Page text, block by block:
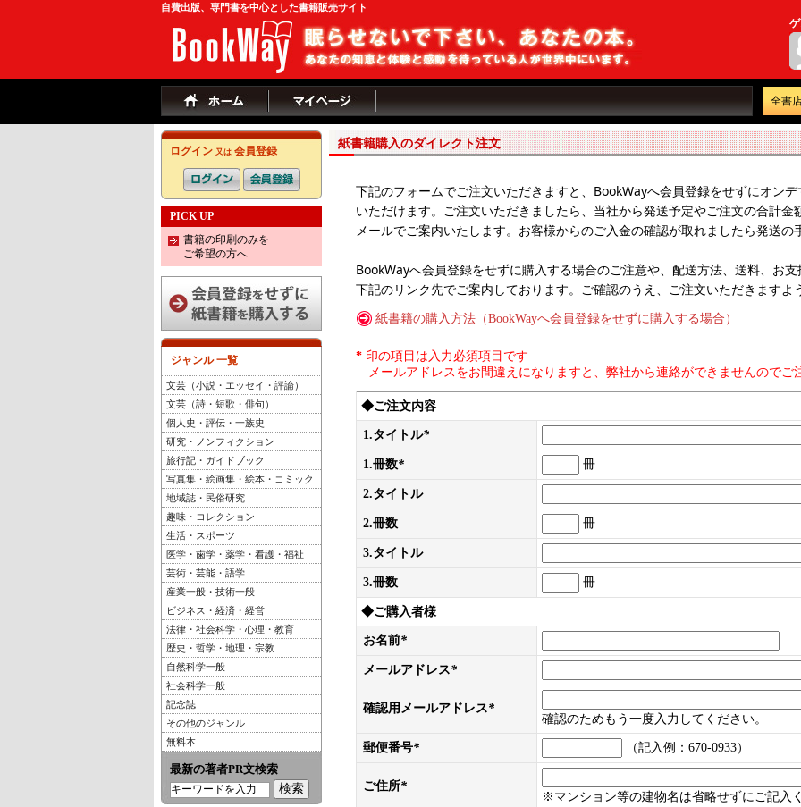
自費出版、専門書を中心とした書籍販売サイト
全書
ログイン 又は 会員登録
PICK UP
書籍の印刷のみを
ご希望の方へ
ジャンル 一覧
文芸（小説・エッセイ・評論）
文芸（詩・短歌・俳句）
個人史・評伝・一族史
研究・ノンフィクション
旅行記・ガイドブック
写真集・絵画集・絵本・コミック
地域誌・民俗研究
趣味・コレクション
生活・スポーツ
医学・歯学・薬学・看護・福祉
芸術・芸能・語学
産業一般・技術一般
ビジネス・経済・経営
法律・社会科学・心理・教育
歴史・哲学・地理・宗教
自然科学一般
社会科学一般
記念誌
その他のジャンル
無料本
最新の著者PR文検索
紙書籍購入のダイレクト注文
下記のフォームでご注文いただきますと、BookWayへ会員登録をせずにオン
いただけます。ご注文いただきましたら、当社から発送予定やご注文の合計金
メールでご案内いたします。お客様からのご入金の確認が取れましたら発送の
BookWayへ会員登録をせずに購入する場合のご注意や、配送方法、送料、お
下記のリンク先でご案内しております。ご確認のうえ、ご注文いただきますよ
紙書籍の購入方法（BookWayへ会員登録をせずに購入する場合）
* 印の項目は入力必須項目です
メールアドレスをお間違えになりますと、弊社から連絡ができませんのでご
◆ご注文内容
1.タイトル*
1.冊数* 冊
2.タイトル
2.冊数 冊
3.タイトル
3.冊数 冊
◆ご購入者様
お名前*
メールアドレス*
確認用メールアドレス*
確認のためもう一度入力してください。
郵便番号* （記入例：670-0933）
ご住所*
※マンション等の建物名は省略せずにご記入